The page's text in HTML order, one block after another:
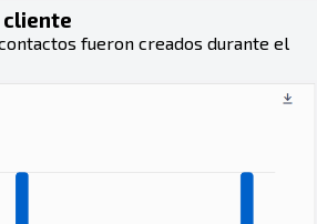
cliente
fueron creados durante el